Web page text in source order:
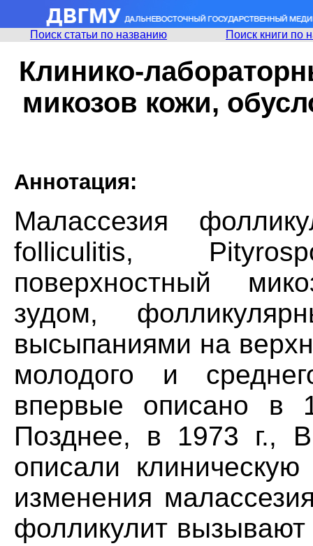
Поиск статьи по названию Поиск книги по
Клинико-
микозов кожи,
Аннотация:
Малассезия
folliculitis,
поверхностный
зудом,
высыпаниями на
молодого и
впервые описано в
Позднее, в 1973 г.,
описали клиническую
изменения
фолликулит